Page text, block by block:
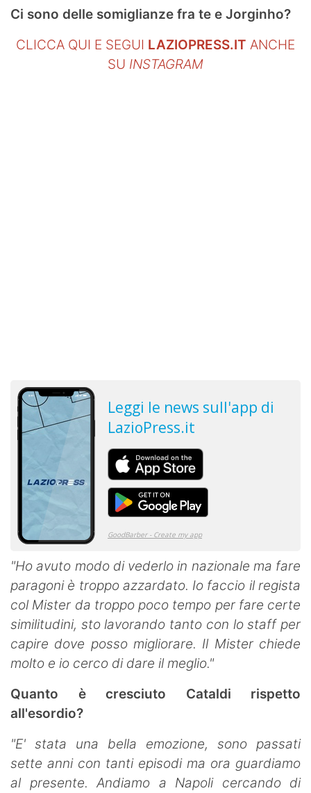
Ci sono delle somiglianze fra te e Jorginho?
CLICCA QUI E SEGUI LAZIOPRESS.IT ANCHE
SU INSTAGRAM
"Ho avuto modo di vederlo in nazionale ma fare
paragoni è troppo azzardato. Io faccio il regista
col Mister da troppo poco tempo per fare certe
similitudini, sto lavorando tanto con lo staff per
capire dove posso migliorare. Il Mister chiede
molto e io cerco di dare il meglio."
Quanto è cresciuto Cataldi rispetto
all'esordio?
"E' stata una bella emozione, sono passati
sette anni con tanti episodi ma ora guardiamo
al presente. Andiamo a Napoli cercando di